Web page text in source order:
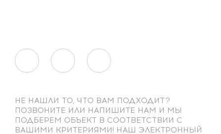
НЕ НАШЛИ ТО, ЧТО ВАМ ПОДХОДИТ?
ПОЗВОНИТЕ ИЛИ НАПИШИТЕ НАМ И МЫ
ПОДБЕРЕМ ОБЪЕКТ В СООТВЕТСТВИИ С
ВАШИМИ КРИТЕРИЯМИ! НАШ ЭЛЕКТРОННЫЙ